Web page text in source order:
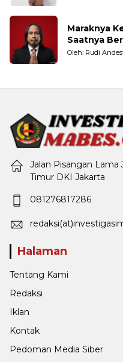
Maraknya
Saatnya
Oleh: Rudi
Jalan Pisangan Lama
Timur DKI Jakarta
081276817286
Halaman
Tentang Kami
Redaksi
Iklan
Kontak
Pedoman Media Siber